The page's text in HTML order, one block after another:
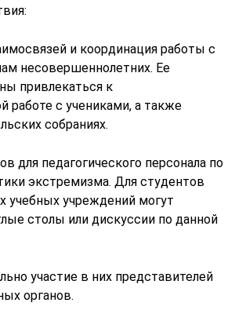
и координация работы с
несовершеннолетних. Ее
привлекаться к
работе с учениками, а также
собраниях.
для педагогического персонала по
экстремизма. Для студентов
учебных учреждений могут
столы или дискуссии по данной
участие в них представителей
органов.